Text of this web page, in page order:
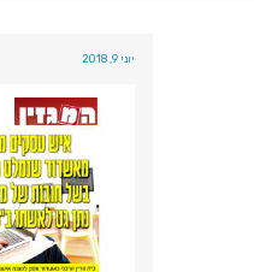
יוני 9, 2018